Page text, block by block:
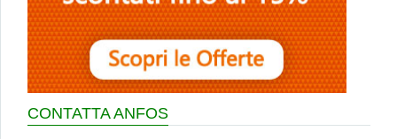
CONTATTA ANFOS